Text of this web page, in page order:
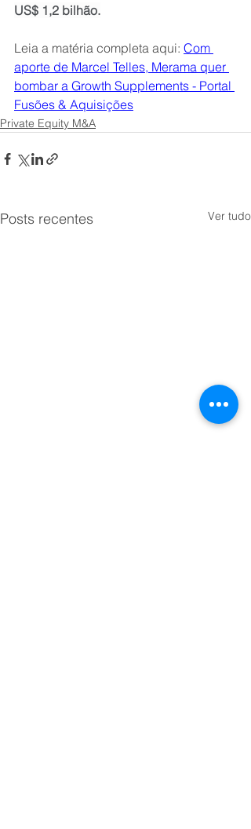
US$ 1,2 bilhão.
Leia a matéria completa aqui: Com
aporte de Marcel Telles, Merama quer
bombar a Growth Supplements - Portal
Fusões & Aquisições
Private Equity M&A
Posts recentes Ver tudo